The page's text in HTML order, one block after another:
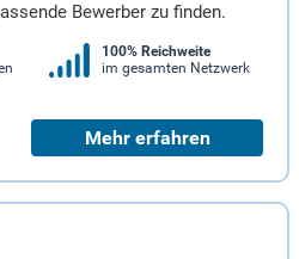
Bewerber zu finden.
100% Reichweite
im gesamten Netzwerk
Mehr erfahren